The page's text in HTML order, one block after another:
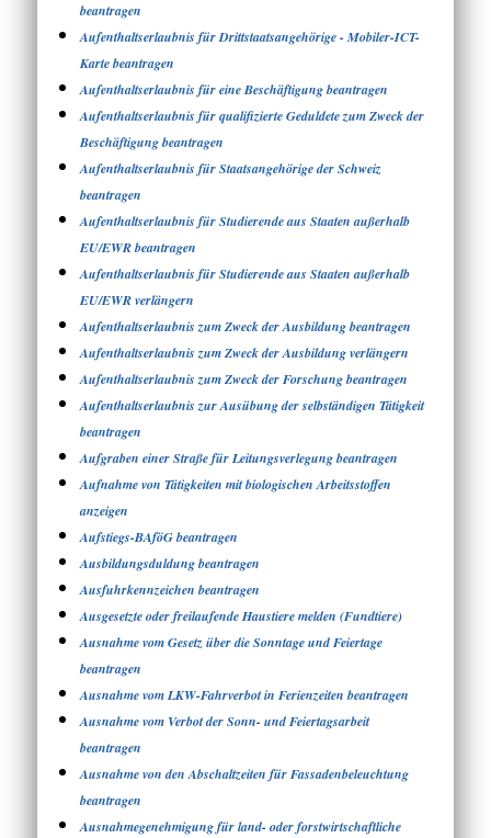
beantragen
Aufenthaltserlaubnis für Drittstaatsangehörige - Mobiler-ICT-
Karte beantragen
Aufenthaltserlaubnis für eine Beschäftigung beantragen
Aufenthaltserlaubnis für qualifizierte Geduldete zum Zweck der
Beschäftigung beantragen
Aufenthaltserlaubnis für Staatsangehörige der Schweiz
beantragen
Aufenthaltserlaubnis für Studierende aus Staaten außerhalb
EU/EWR beantragen
Aufenthaltserlaubnis für Studierende aus Staaten außerhalb
EU/EWR verlängern
Aufenthaltserlaubnis zum Zweck der Ausbildung beantragen
Aufenthaltserlaubnis zum Zweck der Ausbildung verlängern
Aufenthaltserlaubnis zum Zweck der Forschung beantragen
Aufenthaltserlaubnis zur Ausübung der selbständigen Tätigkeit
beantragen
Aufgraben einer Straße für Leitungsverlegung beantragen
Aufnahme von Tätigkeiten mit biologischen Arbeitsstoffen
anzeigen
Aufstiegs-BAföG beantragen
Ausbildungsduldung beantragen
Ausfuhrkennzeichen beantragen
Ausgesetzte oder freilaufende Haustiere melden (Fundtiere)
Ausnahme vom Gesetz über die Sonntage und Feiertage
beantragen
Ausnahme vom LKW-Fahrverbot in Ferienzeiten beantragen
Ausnahme vom Verbot der Sonn- und Feiertagsarbeit
beantragen
Ausnahme von den Abschaltzeiten für Fassadenbeleuchtung
beantragen
Ausnahmegenehmigung für land- oder forstwirtschaftliche